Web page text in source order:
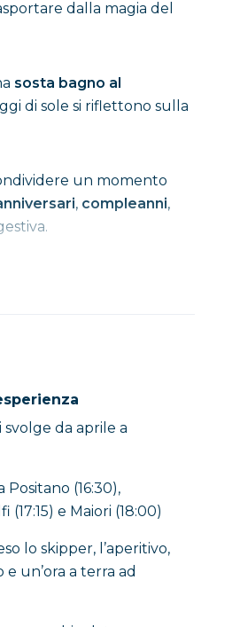
dalla magia del
sosta bagno al
di sole si riflettono sulla
un momento
, compleanni,
più affascinante
da aprile a
Positano (16:30),
(17:15) e Maiori (18:00)
lo skipper, l’aperitivo,
un’ora a terra ad